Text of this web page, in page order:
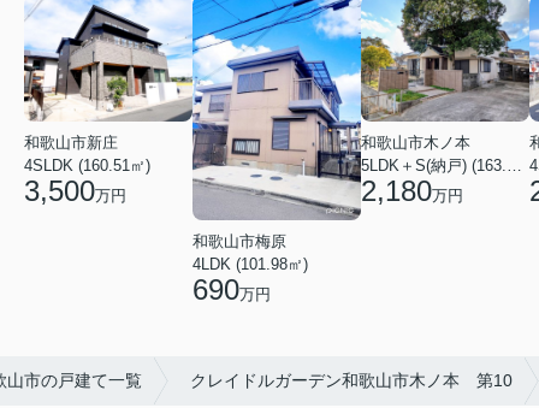
和歌山市新庄
4SLDK (160.51㎡)
3,500万円
和歌山市梅原
4LDK (101.98㎡)
690万円
和歌山市木ノ本
5LDK＋S(納戸) (163.79㎡)
2,180万円
山市の戸建て一覧 クレイドルガーデン和歌山市木ノ本 第10